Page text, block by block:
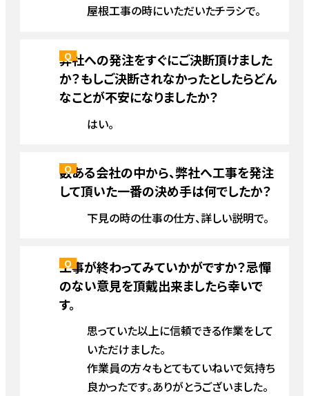
屋根工事の時にいただいたチラシで。
弊社への発注をすぐにご決断頂けました
か？もしご決断されなかったとしたらどん
なことが不安になりましたか？
はい。
数ある会社の中から、弊社へ工事を発注
して頂いた一番の決め手は何でしたか？
下見の時の仕事の仕方、詳しい説明で。
工事が終わってみていかがですか？忌憚
のない意見を頂戴出来ましたら幸いで
す。
思っていた以上に信頼できる作業をして
いただけました。
作業員の方々もとてもていねいで気持ち
良かったです。ありがとうございました。